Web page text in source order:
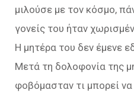
μιλούσε με τον κόσμο,
γονείς του ήταν
Η μητέρα του δεν έμενε
Μετά τη δολοφονία της
φοβόμασταν τι μπορεί να